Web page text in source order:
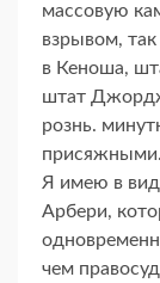
массовую
взрывом,
в Кеноша,
штат
рознь.
присяжными.
Я имею в
Арбери,
чем